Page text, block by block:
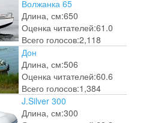
Волжанка 65
Длина, см:650
Оценка читателей:61.0
Всего голосов:2,118
Дон
Длина, см:506
Оценка читателей:60.6
Всего голосов:1,384
J.Silver 300
Длина, см:300